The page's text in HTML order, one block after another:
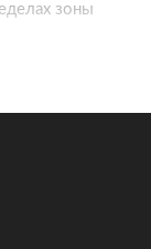
зоны
связи